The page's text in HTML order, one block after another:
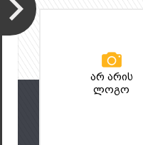
არ არის
ლოგო